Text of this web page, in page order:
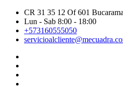
CR 31 35 12 Of 601
Lun - Sab 8:00 - 18:00
+573160555050